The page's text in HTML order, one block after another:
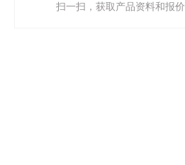
扫一扫，获取产品资料和报价